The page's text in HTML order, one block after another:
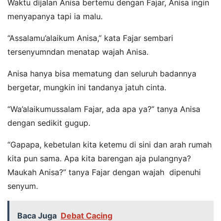
Waktu dijalan Anisa bertemu dengan Fajar, Anisa ingin
menyapanya tapi ia malu.
“Assalamu’alaikum Anisa,” kata Fajar sembari
tersenyumndan menatap wajah Anisa.
Anisa hanya bisa mematung dan seluruh badannya
bergetar, mungkin ini tandanya jatuh cinta.
“Wa’alaikumussalam Fajar, ada apa ya?” tanya Anisa
dengan sedikit gugup.
“Gapapa, kebetulan kita ketemu di sini dan arah rumah
kita pun sama. Apa kita barengan aja pulangnya?
Maukah Anisa?” tanya Fajar dengan wajah dipenuhi
senyum.
Baca Juga Debat Cacing